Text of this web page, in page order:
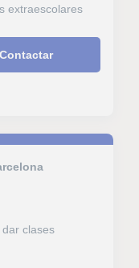
extraescolares
Contactar
clases